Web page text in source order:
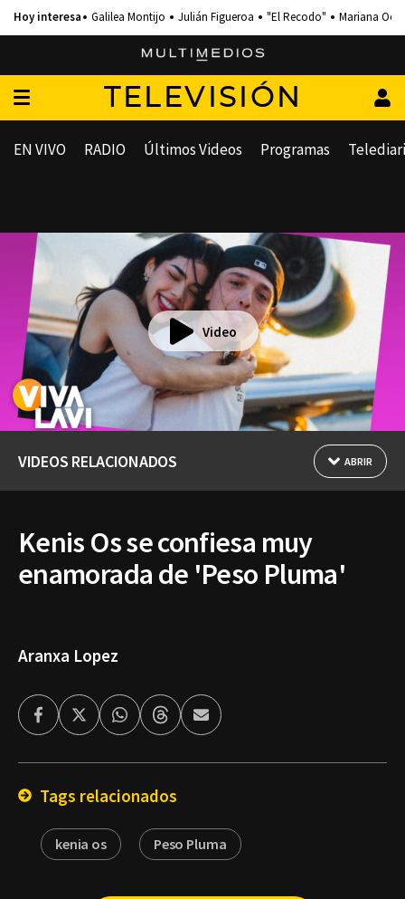
Galilea Montijo Julián Figueroa "El Recodo" Mariana
TELEVISIÓN
EN VIVO RADIO Últimos Videos Programas
Video
VIDEOS RELACIONADOS ABRIR
Kenis Os se confiesa muy
enamorada de 'Peso Pluma'
Aranxa Lopez
FacebookTwitterWhatsappThreadsEnviar
por
Tags relacionados
kenia os Peso Pluma